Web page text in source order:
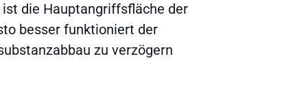
die Hauptangriffsfläche der
besser funktioniert der
zu verzögern